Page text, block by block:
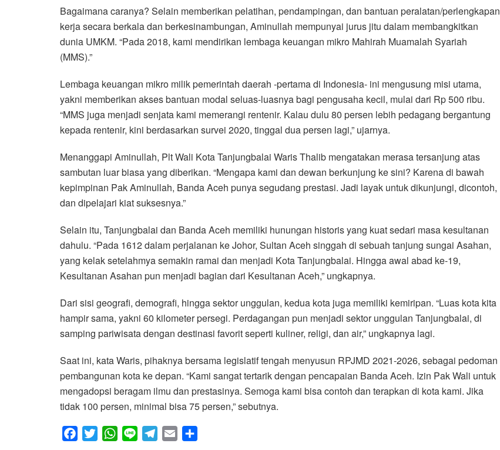
Bagaimana caranya? Selain memberikan pelatihan, pendampingan, dan bantuan peralatan/perlengkapan
kerja secara berkala dan berkesinambungan, Aminullah mempunyai jurus jitu dalam membangkitkan
dunia UMKM. “Pada 2018, kami mendirikan lembaga keuangan mikro Mahirah Muamalah Syariah
(MMS).”
Lembaga keuangan mikro milik pemerintah daerah -pertama di Indonesia- ini mengusung misi utama,
yakni memberikan akses bantuan modal seluas-luasnya bagi pengusaha kecil, mulai dari Rp 500 ribu.
“MMS juga menjadi senjata kami memerangi rentenir. Kalau dulu 80 persen lebih pedagang bergantung
kepada rentenir, kini berdasarkan survei 2020, tinggal dua persen lagi,” ujarnya.
Menanggapi Aminullah, Plt Wali Kota Tanjungbalai Waris Thalib mengatakan merasa tersanjung atas
sambutan luar biasa yang diberikan. “Mengapa kami dan dewan berkunjung ke sini? Karena di bawah
kepimpinan Pak Aminullah, Banda Aceh punya segudang prestasi. Jadi layak untuk dikunjungi, dicontoh,
dan dipelajari kiat suksesnya.”
Selain itu, Tanjungbalai dan Banda Aceh memiliki hunungan historis yang kuat sedari masa kesultanan
dahulu. “Pada 1612 dalam perjalanan ke Johor, Sultan Aceh singgah di sebuah tanjung sungai Asahan,
yang kelak setelahmya semakin ramai dan menjadi Kota Tanjungbalai. Hingga awal abad ke-19,
Kesultanan Asahan pun menjadi bagian dari Kesultanan Aceh,” ungkapnya.
Dari sisi geografi, demografi, hingga sektor unggulan, kedua kota juga memiliki kemiripan. “Luas kota kita
hampir sama, yakni 60 kilometer persegi. Perdagangan pun menjadi sektor unggulan Tanjungbalai, di
samping pariwisata dengan destinasi favorit seperti kuliner, religi, dan air,” ungkapnya lagi.
Saat ini, kata Waris, pihaknya bersama legislatif tengah menyusun RPJMD 2021-2026, sebagai pedoman
pembangunan kota ke depan. “Kami sangat tertarik dengan pencapaian Banda Aceh. Izin Pak Wali untuk
mengadopsi beragam ilmu dan prestasinya. Semoga kami bisa contoh dan terapkan di kota kami. Jika
tidak 100 persen, minimal bisa 75 persen,” sebutnya.
W